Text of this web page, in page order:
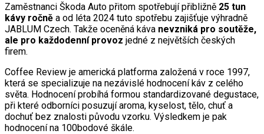
Zaměstnanci Škoda Auto přitom spotřebují přibližně 25 tun
kávy ročně a od léta 2024 tuto spotřebu zajišťuje výhradně
JABLUM Czech. Takže oceněná káva nevzniká pro soutěže,
ale pro každodenní provoz jedné z největších českých
firem.
Coffee Review je americká platforma založená v roce 1997,
která se specializuje na nezávislé hodnocení káv z celého
světa. Hodnocení probíhá formou standardizované degustace,
při které odborníci posuzují aroma, kyselost, tělo, chuť a
dochuť bez znalosti původu vzorku. Výsledkem je pak
hodnocení na 100bodové škále.